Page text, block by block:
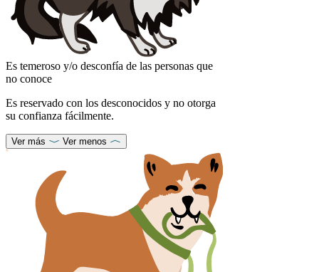
Es temeroso y/o desconfía de las personas que
no conoce
Es reservado con los desconocidos y no otorga
su confianza fácilmente.
Ver más Ver menos